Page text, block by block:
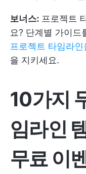
보너스: 프로젝트
요? 단계별 가이드
프로젝트 타임라
을 지키세요.
10가지
임라인
무료 이